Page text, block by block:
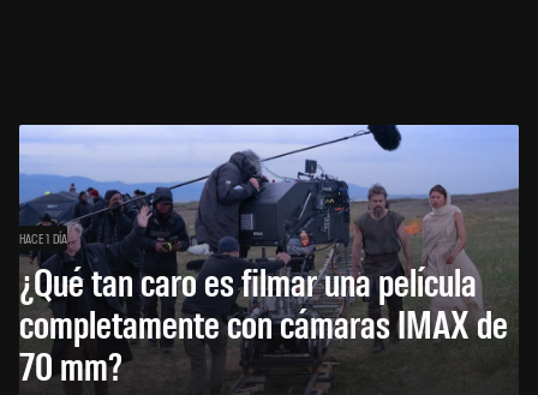
HACE 1 DÍA
¿Qué tan caro es filmar una película
completamente con cámaras IMAX de
70 mm?